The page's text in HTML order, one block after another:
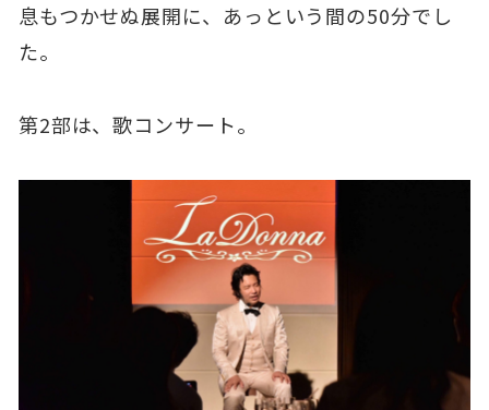
息もつかせぬ展開に、あっという間の50分でし
た。
第2部は、歌コンサート。